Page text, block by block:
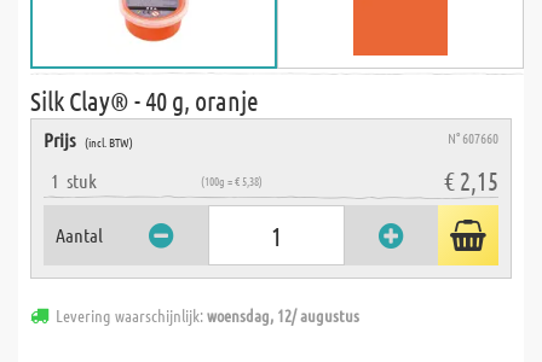
Silk Clay® - 40 g, oranje
Prijs (incl. BTW) N° 607660
1 stuk (100g = € 5,38) € 2,15
Aantal
Levering waarschijnlijk:woensdag, 12/ augustus